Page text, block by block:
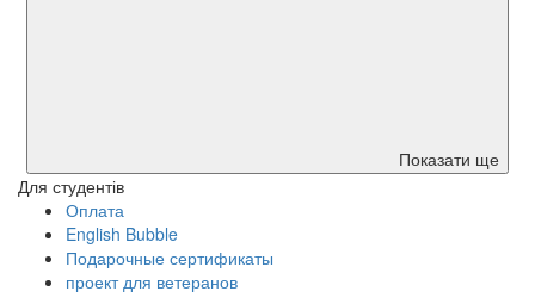
Показати ще
Для студентів
Оплата
English Bubble
Подарочные сертификаты
проект для ветеранов